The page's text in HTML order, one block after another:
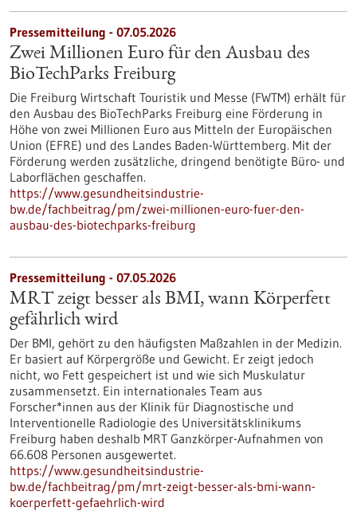
Pressemitteilung - 07.05.2026
Zwei Millionen Euro für den Ausbau des
BioTechParks Freiburg
Die Freiburg Wirtschaft Touristik und Messe (FWTM) erhält für
den Ausbau des BioTechParks Freiburg eine Förderung in
Höhe von zwei Millionen Euro aus Mitteln der Europäischen
Union (EFRE) und des Landes Baden-Württemberg. Mit der
Förderung werden zusätzliche, dringend benötigte Büro- und
Laborflächen geschaffen.
https://www.gesundheitsindustrie-
bw.de/fachbeitrag/pm/zwei-millionen-euro-fuer-den-
ausbau-des-biotechparks-freiburg
Pressemitteilung - 07.05.2026
MRT zeigt besser als BMI, wann Körperfett
gefährlich wird
Der BMI, gehört zu den häufigsten Maßzahlen in der Medizin.
Er basiert auf Körpergröße und Gewicht. Er zeigt jedoch
nicht, wo Fett gespeichert ist und wie sich Muskulatur
zusammensetzt. Ein internationales Team aus
Forscher*innen aus der Klinik für Diagnostische und
Interventionelle Radiologie des Universitätsklinikums
Freiburg haben deshalb MRT Ganzkörper-Aufnahmen von
66.608 Personen ausgewertet.
https://www.gesundheitsindustrie-
bw.de/fachbeitrag/pm/mrt-zeigt-besser-als-bmi-wann-
koerperfett-gefaehrlich-wird